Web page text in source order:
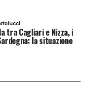
tra Cagliari e Nizza, i
la situazione